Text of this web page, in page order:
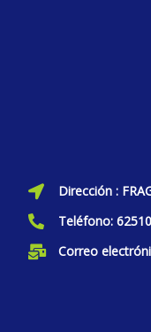
Dirección :
Teléfono:
Correo